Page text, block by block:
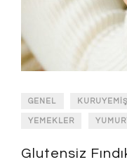
GENEL
YEMEKLER
Glutensiz